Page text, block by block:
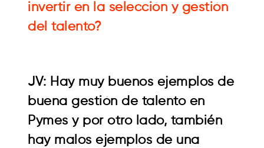
invertir en la selección y gestión
del talento?
JV: Hay muy buenos ejemplos de
buena gestión de talento en
Pymes y por otro lado, también
hay malos ejemplos de una